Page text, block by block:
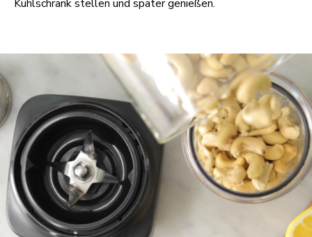
Kühlschrank stellen und später genießen.